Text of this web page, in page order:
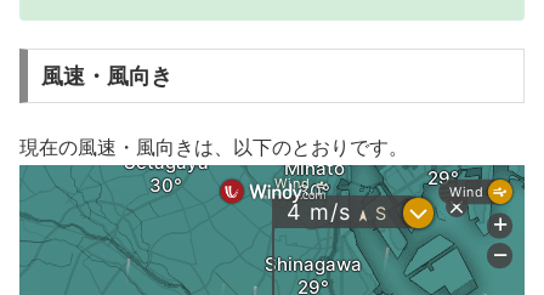
風速・風向き
現在の風速・風向きは、以下のとおりです。